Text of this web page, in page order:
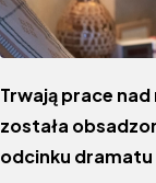
Trwają prace
została
odcinku dramatu